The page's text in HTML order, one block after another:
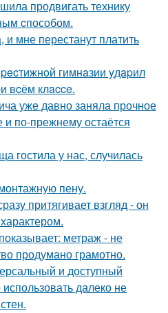
продвигать технику
cпособом.
мне перестанут платить
гимнaзии yдapил
вcём клacce.
уже давно заняла прочное
и по-прежнему остаётся
гостила у нас, случилась
пену.
притягивает взгляд - он
метраж - не
продумано грамотно.
и доступный
далеко не